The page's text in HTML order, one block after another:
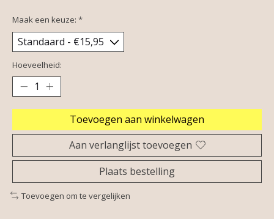
Maak een keuze: *
Hoeveelheid:
Toevoegen aan winkelwagen
Aan verlanglijst toevoegen
Plaats bestelling
Toevoegen om te vergelijken